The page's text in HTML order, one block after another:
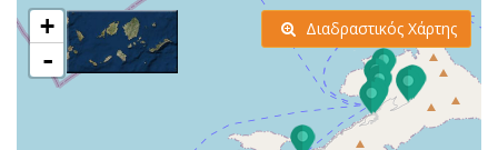
+
-
Διαδραστικός Χάρτης